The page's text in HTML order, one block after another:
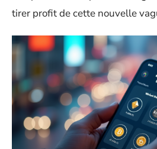
tirer profit de cette nouvelle